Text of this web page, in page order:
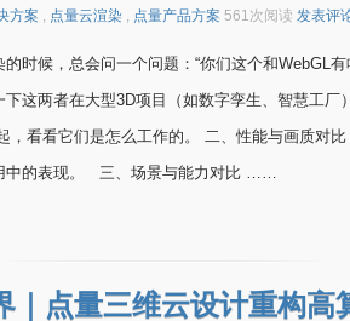
方案 , 点量云渲染 , 点量产品方案 561次阅读 发表评
时候，总会问一个问题：“你们这个和WebGL
这两者在大型3D项目（如数字孪生、智慧工厂
，看看它们是怎么工作的。 二、性能与画质对
中的表现。 三、场景与能力对比 ……
｜点量三维云设计重构高